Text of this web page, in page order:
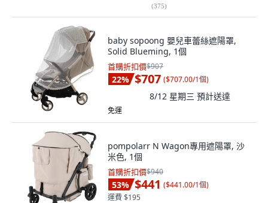
(375)
baby sopoong 嬰兒車蕾絲遮陽罩,
Solid Blueming, 1個
首購折扣價$907
22% $707 ($707.00/1個)
8/12 星期三 預計送達
免運
pompolarr N Wagon專用遮陽罩, 沙
米色, 1個
首購折扣價$940
53% $441 ($441.00/1個)
運費 $195